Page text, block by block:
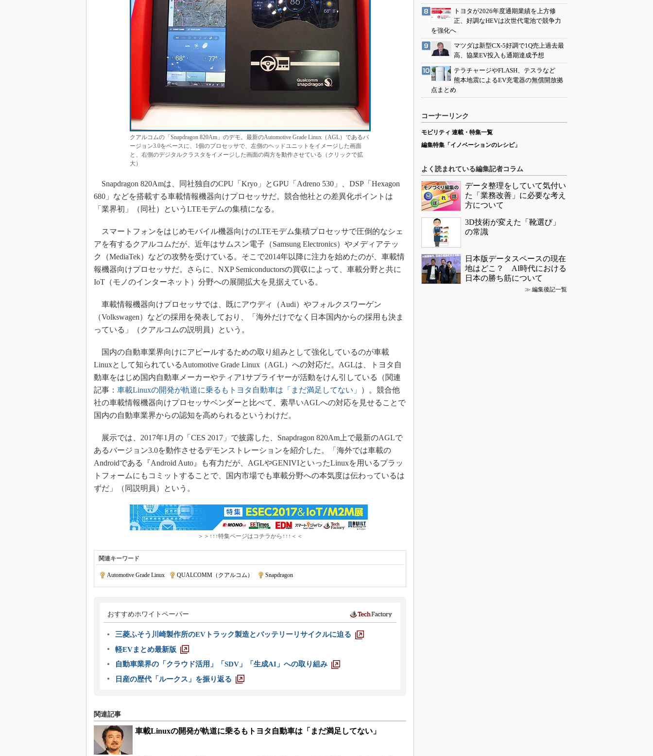
海外生産
グローバル設計・開発
新型コロナへの対応
クアルコムの「Snapdragon 820Am」のデモ。最新のAutomotive Grade Linux（AGL）であるバ
ージョン3.0をベースに、1個のプロセッサで、左側のヘッドユニットをイメージした画面
と、右側のデジタルクラスタをイメージした画面の両方を動作させている（クリックで拡
大）
Snapdragon 820Amは、同社独自のCPU「Kryo」とGPU「Adreno 530」、DSP「Hexagon
680」などを搭載する車載情報機器向けプロセッサだ。競合他社との差異化ポイントは
「業界初」（同社）というLTEモデムの集積になる。
スマートフォンをはじめモバイル機器向けのLTEモデム集積プロセッサで圧倒的なシェ
アを有するクアルコムだが、近年はサムスン電子（Samsung Electronics）やメディアテッ
ク（MediaTek）などの攻勢を受けている。そこで2014年以降に注力を始めたのが、車載情
報機器向けプロセッサだ。さらに、NXP Semiconductorsの買収によって、車載分野と共に
IoT（モノのインターネット）分野への展開拡大を見据えている。
車載情報機器向けプロセッサでは、既にアウディ（Audi）やフォルクスワーゲン
（Volkswagen）などの採用を発表しており、「海外だけでなく日本国内からの採用も決ま
っている」（クアルコムの説明員）という。
国内の自動車業界向けにアピールするための取り組みとして強化しているのが車載
Linuxとして知られているAutomotive Grade Linux（AGL）への対応だ。AGLは、トヨタ自
動車をはじめ国内自動車メーカーやティア1サプライヤーが活動をけん引している（関連
記事： 車載Linuxの開発が軌道に乗るもトヨタ自動車は「まだ満足してない」
）。競合他
社の車載情報機器向けプロセッサベンダーと比べて、素早いAGLへの対応を見せることで
国内の自動車業界からの認知を高められるというわけだ。
展示では、2017年1月の「CES 2017」で披露した、Snapdragon 820Am上で最新のAGLで
あるバージョン3.0を動作させるデモンストレーションを紹介した。「海外では車載の
Androidである『Android Auto』も有力だが、AGLやGENIVIといったLinuxを用いるプラッ
トフォームにもコミットすることで、国内市場でも車載分野への本気度は伝わっているは
ずだ」（同説明員）という。
＞＞↑↑↑特集ページはコチラから↑↑↑＜＜
関連キーワード
Automotive Grade Linux QUALCOMM（クアルコム） Snapdragon
おすすめホワイトペーパー
三菱ふそう川崎製作所のEVトラック製造とバッテリーリサイクルに迫る
軽EVまとめ最新版
自動車業界の「クラウド活用」「SDV」「生成AI」への取り組み
日産の歴代「ルークス」を振り返る
関連記事
車載Linuxの開発が軌道に乗るもトヨタ自動車は「まだ満足してない」
トヨタが2026年度通期業績を上方修
正、好調なHEVは次世代電池で競争力
を強化へ
マツダは新型CX-5好調で1Q売上過去最
高、協業EV投入も通期達成予想
テラチャージやFLASH、テスラなど
熊本地震によるEV充電器の無償開放拠
点まとめ
コーナーリンク
モビリティ 連載・特集一覧
編集特集「イノベーションのレシピ」
よく読まれている編集記者コラム
データ整理をしていて気付い
た「業務改善」に必要な考え
方について
3D技術が変えた「靴選び」
の常識
日本版データスペースの現在
地はどこ？ AI時代における
日本の勝ち筋について
≫ 編集後記一覧